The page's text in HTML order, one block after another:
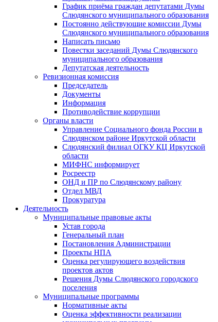
График приёма граждан депутатами Думы
Слюдянского муниципального образования
Постоянно действующие комиссии Думы
Слюдянского муниципального образования
Написать письмо
Повестки заседаний Думы Слюдянского
муниципального образования
Депутатская деятельность
Ревизионная комиссия
Председатель
Документы
Информация
Противодействие коррупции
Органы власти
Управление Социального фонда России в
Слюдянском районе Иркутской области
Слюдянский филиал ОГКУ КЦ Иркутской
области
МИФНС информирует
Росреестр
ОНД и ПР по Слюдянскому району
Отдел МВД
Прокуратура
Деятельность
Муниципальные правовые акты
Устав города
Генеральный план
Постановления Администрации
Проекты НПА
Оценка регулирующего воздействия
проектов актов
Решения Думы Слюдянского городского
поселения
Муниципальные программы
Нормативные акты
Оценка эффективности реализации